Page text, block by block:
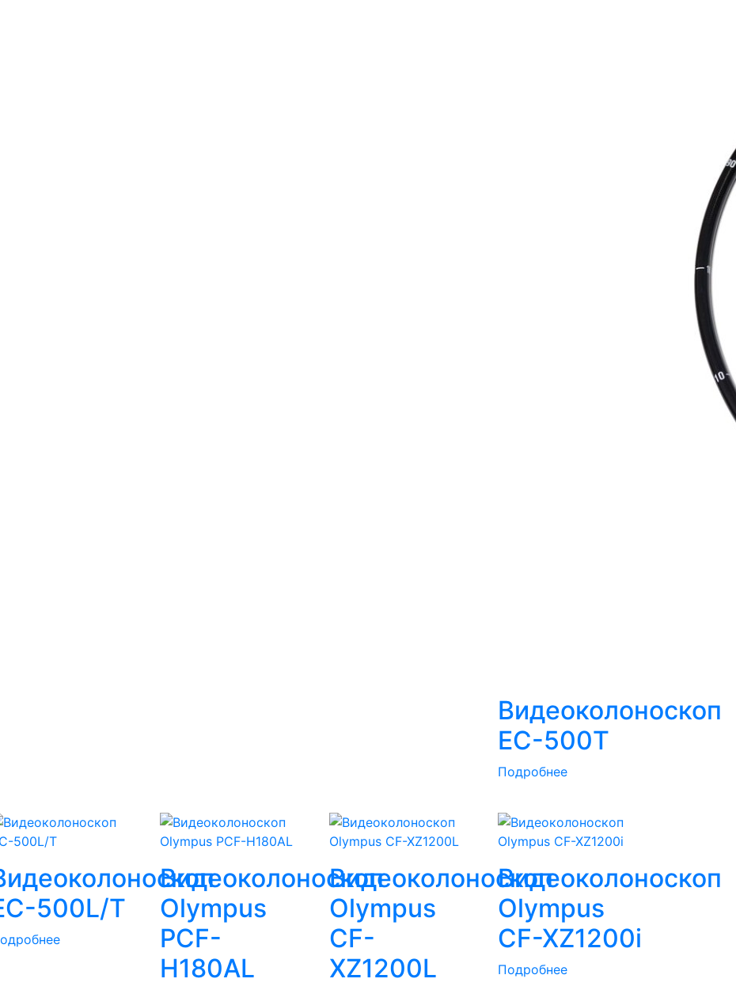
Видеоколоноскоп
EС-500T
Подробнее
500L/T
Видеоколоноскоп
Olympus
PCF-
H180AL
Видеоколоноскоп
Olympus
CF-
XZ1200L
Видеоколоноскоп
Olympus
CF-XZ1200i
Подробнее